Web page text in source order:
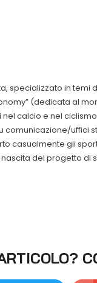
specializzato in
(dedicata al
calcio e nel
comunicazione/uffici
casualmente gli
del progetto di